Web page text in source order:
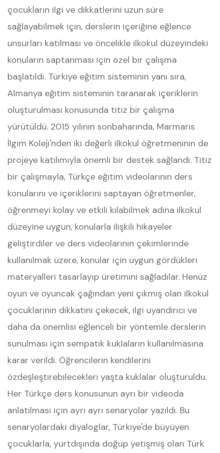
çocukların ilgi ve dikkatlerini uzun süre
sağlayabilmek için, derslerin içeriğine eğlence
unsurları katılması ve öncelikle ilkokul düzeyindeki
konuların saptanması için özel bir çalışma
başlatıldı. Türkiye eğitim sisteminin yanı sıra,
Almanya eğitim sisteminin taranarak içeriklerin
oluşturulması konusunda titiz bir çalışma
yürütüldü. 2015 yılının sonbaharında, Marmaris
İlgim Koleji'nden iki değerli ilkokul öğretmeninin de
projeye katılımıyla önemli bir destek sağlandı. Titiz
bir çalışmayla, Türkçe eğitim videolarının ders
konularını ve içeriklerini saptayan öğretmenler,
öğrenmeyi kolay ve etkili kılabilmek adına ilkokul
düzeyine uygun, konularla ilişkili hikayeler
geliştirdiler ve ders videolarının çekimlerinde
kullanılmak üzere, konular için uygun gördükleri
materyalleri tasarlayıp üretimini sağladılar. Henüz
oyun ve oyuncak çağından yeni çıkmış olan ilkokul
çocuklarının dikkatini çekecek, ilgi uyandırıcı ve
daha da önemlisi eğlenceli bir yöntemle derslerin
sunulması için sempatik kuklaların kullanılmasına
karar verildi. Öğrencilerin kendilerini
özdeşleştirebilecekleri yaşta kuklalar oluşturuldu.
Her Türkçe ders konusunun ayrı bir videoda
anlatılması için ayrı ayrı senaryolar yazıldı. Bu
senaryolardaki diyaloglar, Türkiye'de büyüyen
çocuklarla, yurtdışında doğup yetişmiş olan Türk